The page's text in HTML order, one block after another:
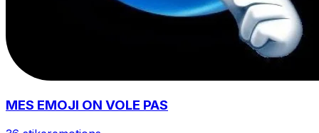
MES EMOJI ON VOLE PAS